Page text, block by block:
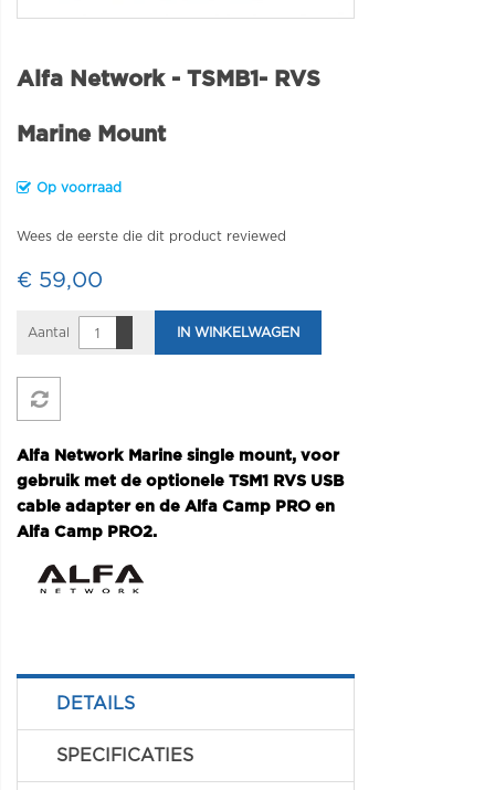
Alfa Network - TSMB1- RVS
Marine Mount
Op voorraad
Wees de eerste die dit product reviewed
€ 59,00
Aantal IN WINKELWAGEN
Alfa Network Marine single mount, voor
gebruik met de optionele TSM1 RVS USB
cable adapter en de Alfa Camp PRO en
Alfa Camp PRO2.
DETAILS
SPECIFICATIES